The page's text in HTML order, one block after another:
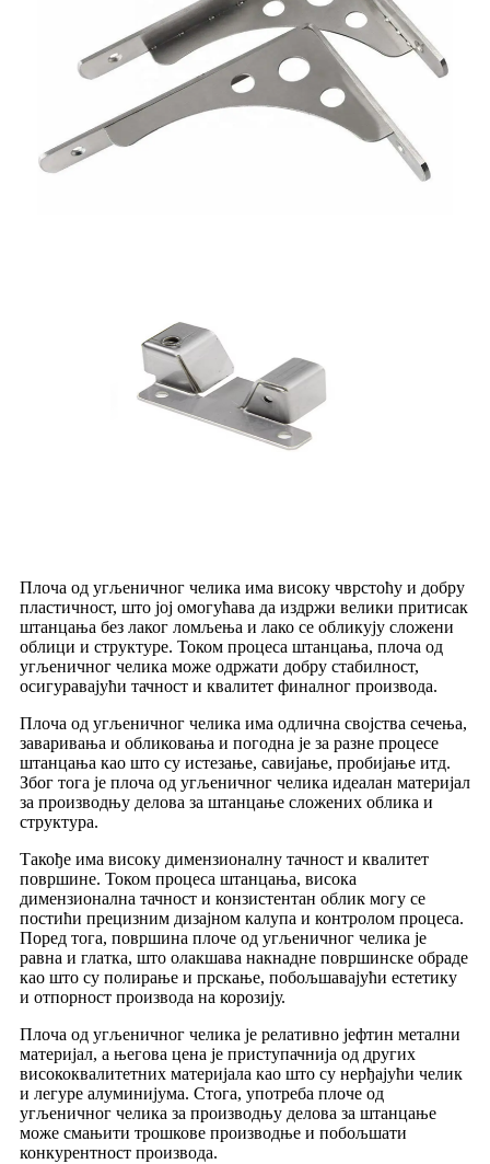
Плоча од угљеничног челика има високу чврстоћу и добру
пластичност, што јој омогућава да издржи велики притисак
штанцања без лаког ломљења и лако се обликују сложени
облици и структуре. Током процеса штанцања, плоча од
угљеничног челика може одржати добру стабилност,
осигуравајући тачност и квалитет финалног производа.
Плоча од угљеничног челика има одлична својства сечења,
заваривања и обликовања и погодна је за разне процесе
штанцања као што су истезање, савијање, пробијање итд.
Због тога је плоча од угљеничног челика идеалан материјал
за производњу делова за штанцање сложених облика и
структура.
Такође има високу димензионалну тачност и квалитет
површине. Током процеса штанцања, висока
димензионална тачност и конзистентан облик могу се
постићи прецизним дизајном калупа и контролом процеса.
Поред тога, површина плоче од угљеничног челика је
равна и глатка, што олакшава накнадне површинске обраде
као што су полирање и прскање, побољшавајући естетику
и отпорност производа на корозију.
Плоча од угљеничног челика је релативно јефтин метални
материјал, а његова цена је приступачнија од других
висококвалитетних материјала као што су нерђајући челик
и легуре алуминијума. Стога, употреба плоче од
угљеничног челика за производњу делова за штанцање
може смањити трошкове производње и побољшати
конкурентност производа.